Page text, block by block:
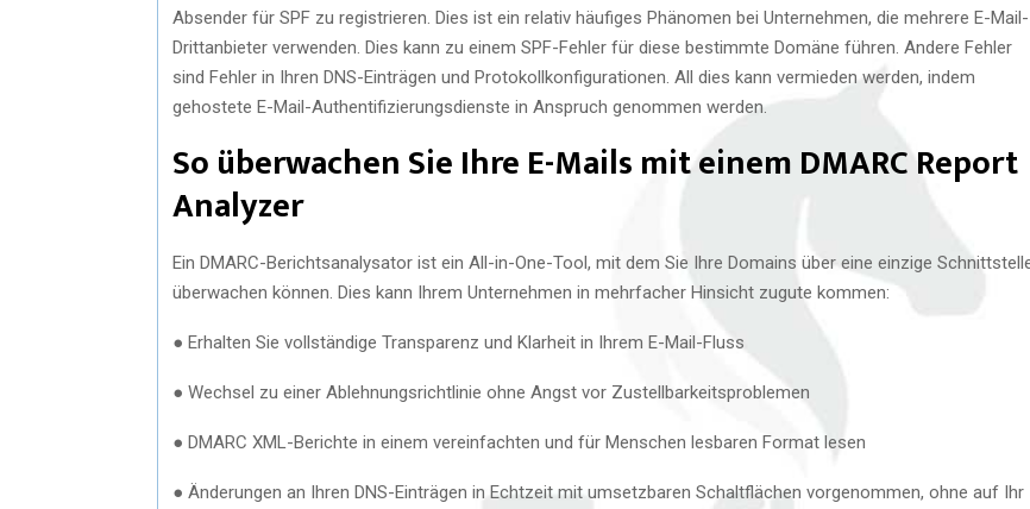
Absender für SPF zu registrieren. Dies ist ein relativ häufiges Phänomen bei Unternehmen, die mehrere E-Mail-
Drittanbieter verwenden. Dies kann zu einem SPF-Fehler für diese bestimmte Domäne führen. Andere Fehler
sind Fehler in Ihren DNS-Einträgen und Protokollkonfigurationen. All dies kann vermieden werden, indem
gehostete E-Mail-Authentifizierungsdienste in Anspruch genommen werden.
So überwachen Sie Ihre E-Mails mit einem DMARC Report
Analyzer
Ein DMARC-Berichtsanalysator ist ein All-in-One-Tool, mit dem Sie Ihre Domains über eine einzige
überwachen können. Dies kann Ihrem Unternehmen in mehrfacher Hinsicht zugute kommen:
● Erhalten Sie vollständige Transparenz und Klarheit in Ihrem E-Mail-Fluss
● Wechsel zu einer Ablehnungsrichtlinie ohne Angst vor Zustellbarkeitsproblemen
● DMARC XML-Berichte in einem vereinfachten und für Menschen lesbaren Format lesen
● Änderungen an Ihren DNS-Einträgen in Echtzeit mit umsetzbaren Schaltflächen vorgenommen, ohne auf Ihr